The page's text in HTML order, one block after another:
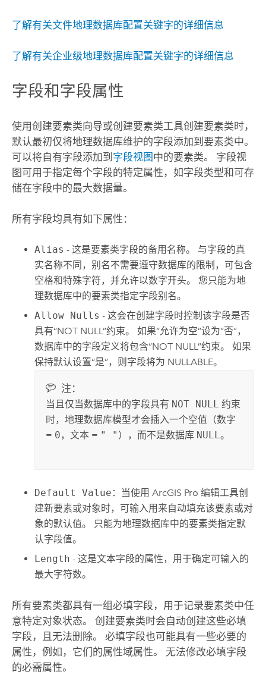
了解有关文件地理数据库配置关键字的详细信息
了解有关企业级地理数据库配置关键字的详细信息
字段和字段属性
使用创建要素类向导或创建要素类工具创建要素类时，
默认最初仅将地理数据库维护的字段添加到要素类中。
可以将自有字段添加到 字段视图中的要素类。 字段视
图可用于指定每个字段的特定属性，如字段类型和可存
储在字段中的最大数据量。
所有字段均具有如下属性：
Alias - 这是要素类字段的备用名称。 与字段的真
实名称不同，别名不需要遵守数据库的限制，可包含
空格和特殊字符，并允许以数字开头。 您只能为地
理数据库中的要素类指定字段别名。
Allow Nulls - 这会在创建字段时控制该字段是否
具有“NOT NULL”约束。 如果“允许为空”设为“否”，
数据库中的字段定义将包含“NOT NULL”约束。 如果
保持默认设置“是”，则字段将为 NULLABLE。
注：
当且仅当数据库中的字段具有 NOT NULL 约束
时，地理数据库模型才会插入一个空值（数字
= 0，文本 = " " ），而不是数据库 NULL。
Default Value ：当使用ArcGIS Pro 编辑工具创
建新要素或对象时，可输入用来自动填充该要素或对
象的默认值。 只能为地理数据库中的要素类指定默
认字段值。
Length - 这是文本字段的属性，用于确定可输入的
最大字符数。
所有要素类都具有一组必填字段，用于记录要素类中任
意特定对象状态。 创建要素类时会自动创建这些必填
字段，且无法删除。 必填字段也可能具有一些必要的
属性，例如，它们的属性域属性。 无法修改必填字段
的必需属性。